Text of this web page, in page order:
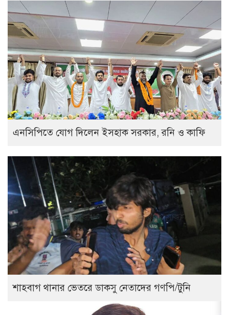
এনসিপিতে যোগ দিলেন ইসহাক সরকার, রনি ও কাফি
শাহবাগ থানার ভেতরে ডাকসু নেতাদের গণপি/টুনি